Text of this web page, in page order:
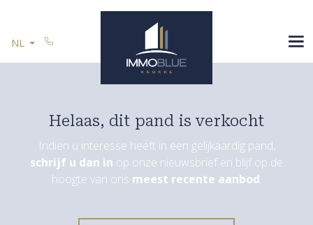
Menu overslaan en naar de inhoud gaan
NL
Blijf op de hoogte
SPANJE
U VERKOOPT
REFERENTIES
CONTACT
Helaas, dit pand is verkocht
Indien u interesse heeft in een gelijkaardig pand,
schrijf u dan in op onze nieuwsbrief en blijf op de
hoogte van ons meest recente aanbod.